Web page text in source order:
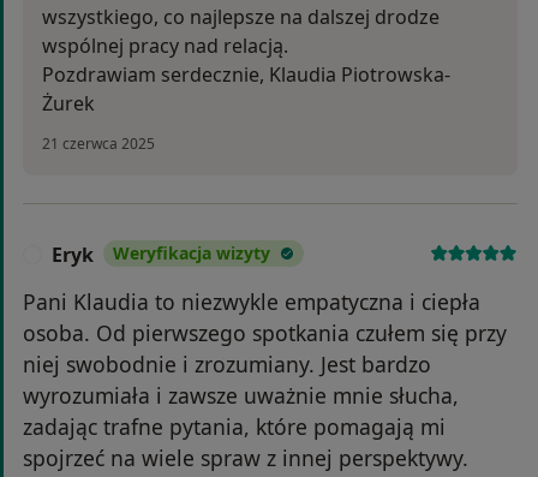
wszystkiego, co najlepsze na dalszej drodze
wspólnej pracy nad relacją.
Pozdrawiam serdecznie, Klaudia Piotrowska-
Żurek
21 czerwca 2025
Eryk Weryfikacja wizyty
Pani Klaudia to niezwykle empatyczna i ciepła
osoba. Od pierwszego spotkania czułem się przy
niej swobodnie i zrozumiany. Jest bardzo
wyrozumiała i zawsze uważnie mnie słucha,
zadając trafne pytania, które pomagają mi
spojrzeć na wiele spraw z innej perspektywy.